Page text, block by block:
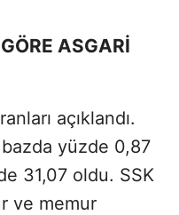
ASGARİ
açıklandı.
bazda yüzde 0,87
31,07 oldu. SSK
ve memur